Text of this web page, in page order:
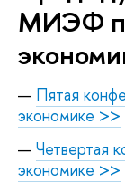
МИЭФ
Пятая
экономике >>
Четвертая
экономике >>